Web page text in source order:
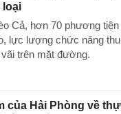
loại
Cả, hơn 70 phương tiện
lực lượng chức năng
trên mặt đường.
của Hải Phòng về